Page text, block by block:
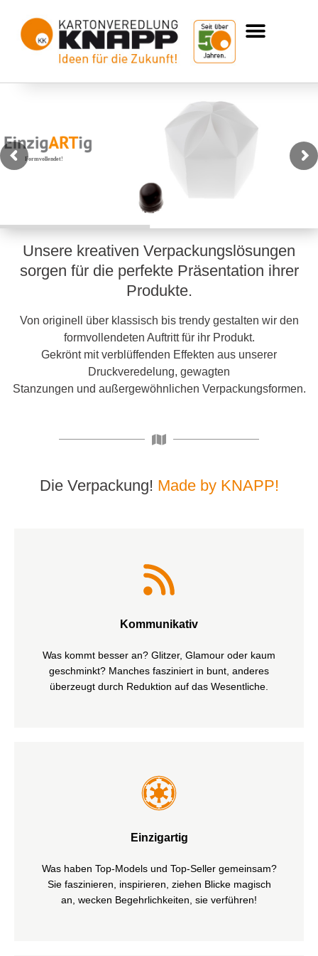
Formvollendet!
Verpackungsideen mit unverwechselbarem Charakter
Unsere kreativen Verpackungslösungen
sorgen für die perfekte Präsentation ihrer
Produkte.
Von originell über klassisch bis trendy gestalten wir den
formvollendeten Auftritt für ihr Produkt.
Gekrönt mit verblüffenden Effekten aus unserer
Druckveredelung, gewagten
Stanzungen und außergewöhnlichen Verpackungsformen.
Die Verpackung! Made by KNAPP!
Kommunikativ
Was kommt besser an? Glitzer, Glamour oder kaum
geschminkt? Manches fasziniert in bunt, anderes
überzeugt durch Reduktion auf das Wesentliche.
Entscheidend ist: ein erfolgreiches Produkt braucht
ein markantes Verpackungsdesign, um die
Layout, Effekte, Materialauswahl: unser junges und
hat die Stärken Ihres Produktes und im Ergebnis
Ihren Wettbewerbsvorteil immer fest im Blick!
Einzigartig
Was haben Top-Models und Top-Seller gemeinsam?
Sie faszinieren, inspirieren, ziehen Blicke magisch
an, wecken Begehrlichkeiten, sie verführen!
Einzigartige Verpackungslösungen sorgen für die
unverwechselbare Präsentation auf dem Laufsteg
trendy gestalten wir den formvollendeten Auftritt für
Gekrönt mit verblüffenden Effekten aus unserer
Druckveredelung der unbegrenzten Möglichkeiten.